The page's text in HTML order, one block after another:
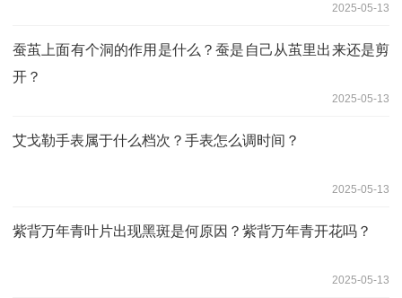
2025-05-13
蚕茧上面有个洞的作用是什么？蚕是自己从茧里出来还是剪
开？
2025-05-13
艾戈勒手表属于什么档次？手表怎么调时间？
2025-05-13
紫背万年青叶片出现黑斑是何原因？紫背万年青开花吗？
2025-05-13